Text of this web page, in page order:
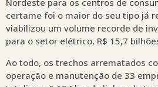
Nordeste para os centros de
certame foi o maior do seu tipo já
viabilizou um volume recorde de
para o setor elétrico, R$ 15,7
Ao todo, os trechos arrematados
operação e manutenção de 33